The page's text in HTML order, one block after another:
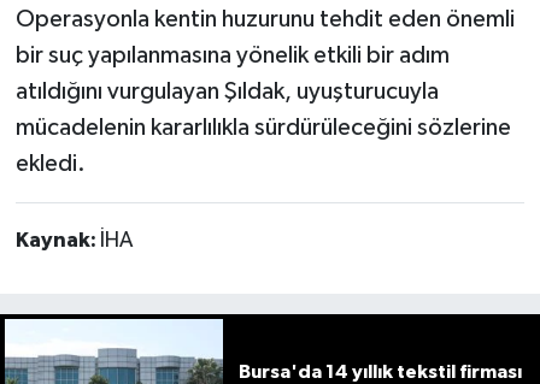
Operasyonla kentin huzurunu tehdit eden önemli
bir suç yapılanmasına yönelik etkili bir adım
atıldığını vurgulayan Şıldak, uyuşturucuyla
mücadelenin kararlılıkla sürdürüleceğini sözlerine
ekledi.
Kaynak: İHA
Bursa'da 14 yıllık tekstil firması